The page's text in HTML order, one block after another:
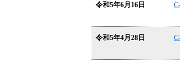
令和5年6月16日
令和5年4月28日